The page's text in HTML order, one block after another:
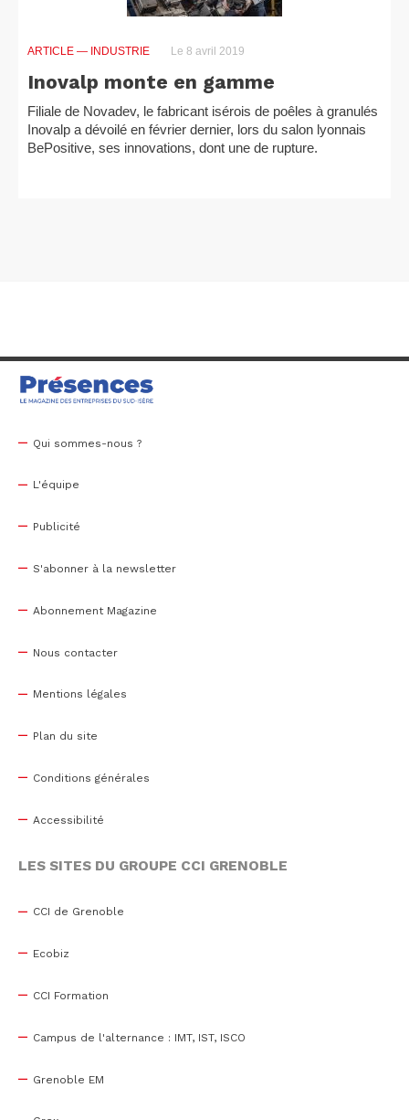
ARTICLE — INDUSTRIE Le 8 avril 2019
Inovalp monte en gamme
Filiale de Novadev, le fabricant isérois de poêles à granulés
Inovalp a dévoilé en février dernier, lors du salon lyonnais
BePositive, ses innovations, dont une de rupture.
Qui sommes-nous ?
L'équipe
Publicité
S'abonner à la newsletter
Abonnement Magazine
Nous contacter
Mentions légales
Plan du site
Conditions générales
Accessibilité
LES SITES DU GROUPE CCI GRENOBLE
CCI de Grenoble
Ecobiz
CCI Formation
Campus de l'alternance : IMT, IST, ISCO
Grenoble EM